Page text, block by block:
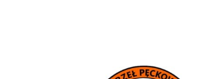
Szanujemy Twoją prywatność. Możesz zmienić ustawienia